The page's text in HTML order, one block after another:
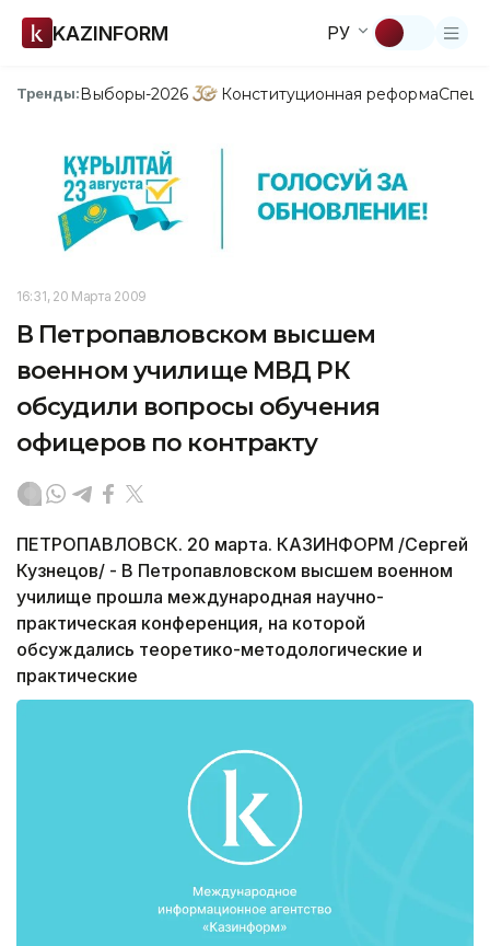
KAZINFORM РУ
Тренды:Выборы-2026 Конституционная реформа
16:31, 20 Марта 2009
В Петропавловском высшем
военном училище МВД РК
обсудили вопросы обучения
офицеров по контракту
ПЕТРОПАВЛОВСК. 20 марта. КАЗИНФОРМ /Сергей
Кузнецов/ - В Петропавловском высшем военном
училище прошла международная научно-
практическая конференция, на которой
обсуждались теоретико-методологические и
практические